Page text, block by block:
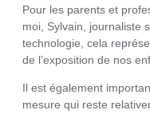
Pour les parents et
moi, Sylvain, journaliste
technologie, cela
de l’exposition de nos
Il est également
mesure qui reste